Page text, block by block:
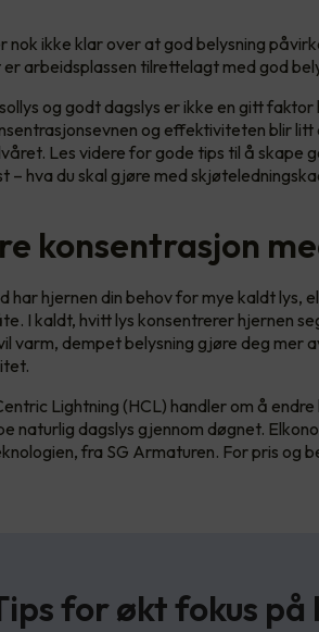
nok ikke klar over at god belysning
arbeidsplassen tilrettelagt med god
og godt dagslys er ikke en gitt
og effektiviteten blir litt
Les videre for gode tips til å skape
– hva du skal gjøre med
konsentrasjon
har hjernen din behov for mye kaldt lys,
I kaldt, hvitt lys konsentrerer hjernen
varm, dempet belysning gjøre deg mer
Lightning (HCL) handler om å
naturlig dagslys gjennom døgnet.
fra SG Armaturen. For pris og
for økt fokus